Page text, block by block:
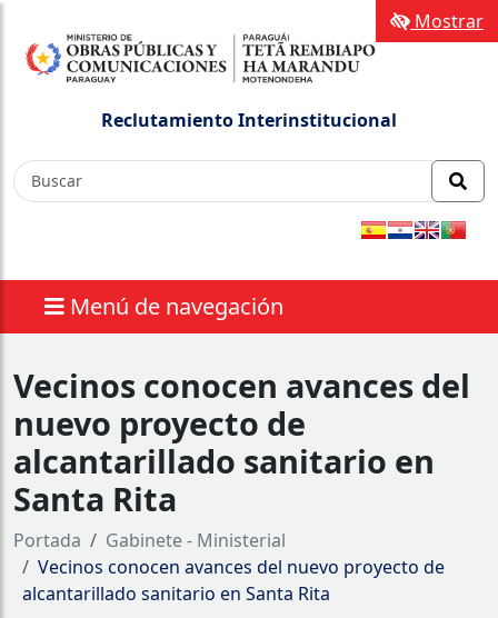
Reclutamiento Interinstitucional
Menú de navegación
Mostrar
Vecinos conocen avances del
nuevo proyecto de
alcantarillado sanitario en
Santa Rita
Portada
Gabinete - Ministerial
Vecinos conocen avances del nuevo proyecto de
alcantarillado sanitario en Santa Rita